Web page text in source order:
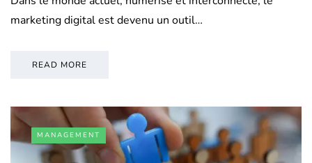
marketing digital est devenu un outil…
READ MORE
MANAGEMENT